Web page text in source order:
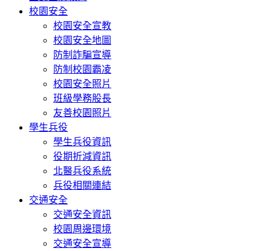
校園安全
校園安全宣教
校園安全地圖
防制詐騙宣導
防制校園霸凌
校園安全照片
班級學務股長
友善校園照片
學生兵役
學生兵役資訊
役期折減資訊
北醫兵役系統
兵役相關連結
交通安全
交通安全資訊
校園周邊環境
交通安全宣導